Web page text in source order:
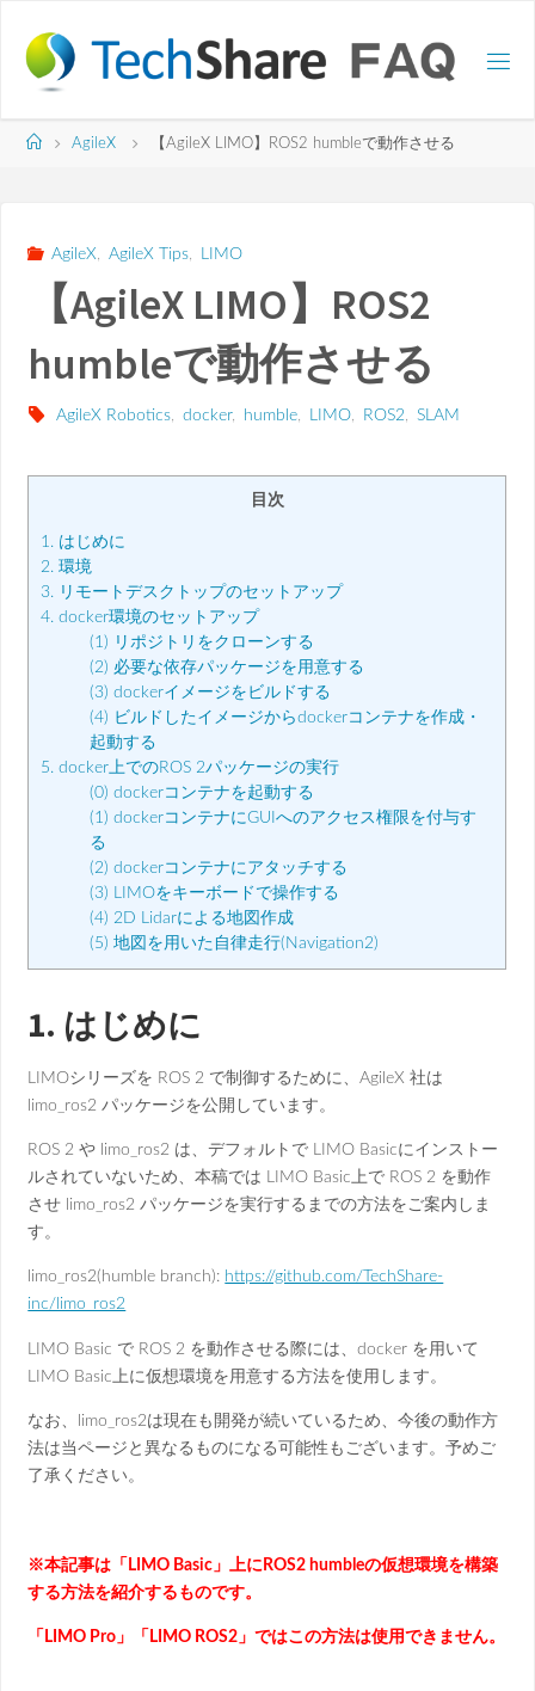
ツ
ホ
AgileX 【AgileX LIMO】ROS2 humbleで動作させる
AgileX AgileX Tips LIMO
【AgileX LIMO】ROS2
humbleで動作させる
AgileX Robotics docker, humble LIMO ROS2 SLAM
目次
1. はじめに
2. 環境
3. リモートデスクトップのセットアップ
4. docker環境のセットアップ
(1) リポジトリをクローンする
(2) 必要な依存パッケージを用意する
(3) dockerイメージをビルドする
(4) ビルドしたイメージからdockerコンテナを作成・
起動する
5. docker上でのROS 2パッケージの実行
(0) dockerコンテナを起動する
(1) dockerコンテナにGUIへのアクセス権限を付与す
る
(2) dockerコンテナにアタッチする
(3) LIMOをキーボードで操作する
(4) 2D Lidarによる地図作成
(5) 地図を用いた自律走行(Navigation2)
1. はじめに
LIMOシリーズを ROS 2 で制御するために、AgileX 社は
limo_ros2 パッケージを公開しています。
ROS 2 や limo_ros2 は、デフォルトで LIMO Basicにインストー
ルされていないため、本稿では LIMO Basic上で ROS 2 を動作
させ limo_ros2 パッケージを実行するまでの方法をご案内しま
す。
limo_ros2(humble branch): https://github.com/TechShare-
inc/limo_ros2
LIMO Basic で ROS 2 を動作させる際には、docker を用いて
LIMO Basic上に仮想環境を用意する方法を使用します。
なお、limo_ros2は現在も開発が続いているため、今後の動作方
法は当ページと異なるものになる可能性もございます。予めご
了承ください。
※本記事は「LIMO Basic」上にROS2 humbleの仮想環境を構築
する方法を紹介するものです。
「LIMO Pro」「LIMO ROS2」ではこの方法は使用できません。